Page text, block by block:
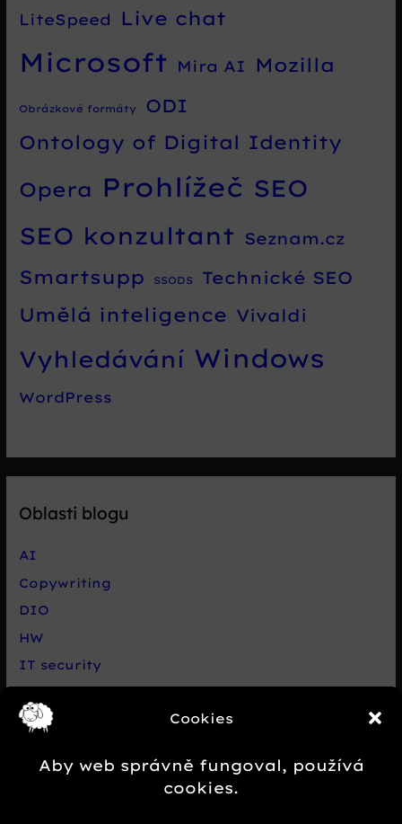
Cookies
Aby web správně fungoval, používá
cookies.
LiteSpeed Live chat
Microsoft Mira AI Mozilla
Obrázkové formáty ODI
Ontology of Digital Identity
Opera Prohlížeč SEO
SEO konzultant Seznam.cz
Smartsupp SSODS Technické SEO
Umělá inteligence Vivaldi
Vyhledávání Windows
WordPress
Oblasti blogu
AI
Copywriting
DIO
HW
IT security
Live chat Smartsupp
Net
Novinky e-commerce